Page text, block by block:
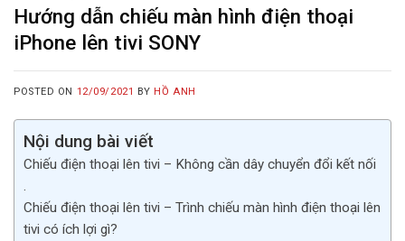
Hướng dẫn chiếu màn hình điện thoại
iPhone lên tivi SONY
POSTED ON 12/09/2021 BY HỒ ANH
Nội dung bài viết
Chiếu điện thoại lên tivi – Không cần dây chuyển đổi kết nối
Chiếu điện thoại lên tivi – Trình chiếu màn hình điện thoại lên
tivi có ích lợi gì?